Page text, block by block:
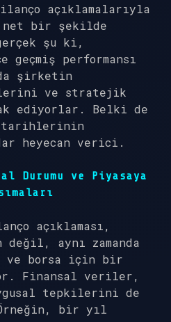
açıklamalarıyla
bir şekilde
şu ki,
geçmiş performansı
şirketin
ve stratejik
ediyorlar. Belki de
tarihlerinin
heyecan verici.
Durumu ve Piyasaya
açıklaması,
aynı zamanda
ve borsa için bir
Finansal veriler,
tepkilerini de
bir yıl